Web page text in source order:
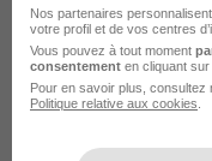
Conducteur de
Camo Groupe
Nos partenaires
votre profil et de vos centres
Vous pouvez à tout moment
consentement en cliquant sur
Pour en savoir plus, consultez
Politique relative aux cookies